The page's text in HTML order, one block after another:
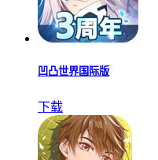
凹凸世界国际版
下载